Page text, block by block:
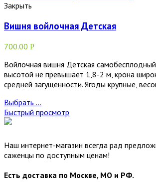
Закрыть
Вишня войлочная Детская
700.00 Р
Войлочная вишня Детская
высотой не превышает 1,8-2 м, крона
средней загущенности. Ягоды крупные,
Выбрать ...
Быстрый просмотр
Наш интернет-магазин всегда рад
саженцы по доступным ценам!
Есть доставка по Москве, МО и РФ.